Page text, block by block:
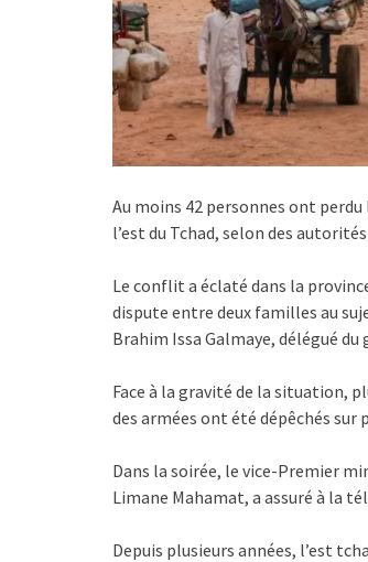
Au moins 42 personnes ont
l’est du Tchad, selon des
Le conflit a éclaté dans la
dispute entre deux familles au
Brahim Issa Galmaye, délégué
Face à la gravité de la situation,
des armées ont été dépêchés sur
Dans la soirée, le vice-Premier
Limane Mahamat, a assuré à la
Depuis plusieurs années, l’est